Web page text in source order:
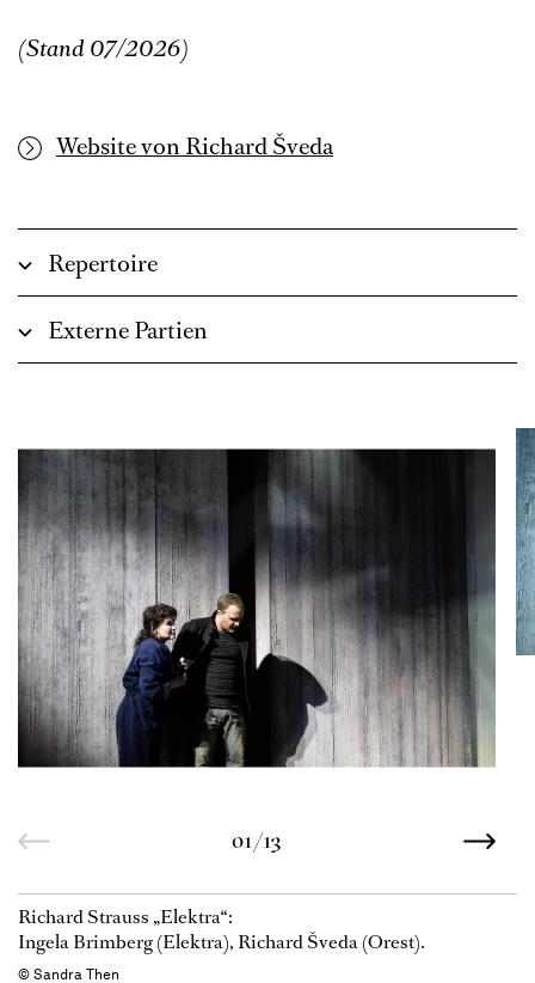
(Stand 07/2026)
Website von Richard Šveda
Repertoire
Externe Partien
01/13
Richard Strauss „Elektra“:
Ingela Brimberg (Elektra), Richard Šveda (Orest).
© Sandra Then